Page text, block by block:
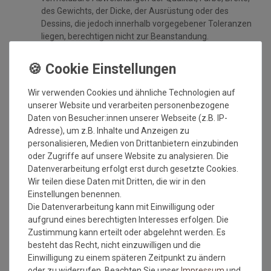
des Gewichts, der Dicke, der Ausrüstung oder des
Dessins, die jedoch innerhalb vorgegebener Toleranzen
liegen, berechtigen nicht zur Beanstandung.
völlig normal. Sonderzuschnitte sind vom
Umtausch/Rückgabe ausgeschlossen.
Weiterhin ist zu beachten, wenn der gleiche Belag in
verschiedenen Rollenbreiten bestellt wird, dass es zu
Farbabweichungen auf Grund der unterschiedlichen
Anfertigungen kommen kann.
Wie messe ich meinen Raum aus, damit das Material
ausreicht?
Beim ausmessen des Raumes in dem der Bodenbelag
verlegt werden soll, bitte immer die Türrahmen, Erker
oder sonstige Aussparungen IMMER mit ausmessen.
Also immer die längste Länge und die breiteste Breite.
Kalkulieren Sie immer ca. 10-15 cm mehr in der Länge
und Breite mit ein, da die Wände nicht immer
Wir verwenden Cookies und ähnliche Technologien auf
unserer Website und verarbeiten personenbezogene
Daten von Besucher:innen unserer Webseite (z.B. IP-
Adresse), um z.B. Inhalte und Anzeigen zu
personalisieren, Medien von Drittanbietern einzubinden
oder Zugriffe auf unsere Website zu analysieren. Die
Datenverarbeitung erfolgt erst durch gesetzte Cookies.
Wir teilen diese Daten mit Dritten, die wir in den
Einstellungen benennen.
Die Datenverarbeitung kann mit Einwilligung oder
aufgrund eines berechtigten Interesses erfolgen. Die
Zustimmung kann erteilt oder abgelehnt werden. Es
besteht das Recht, nicht einzuwilligen und die
Einwilligung zu einem späteren Zeitpunkt zu ändern